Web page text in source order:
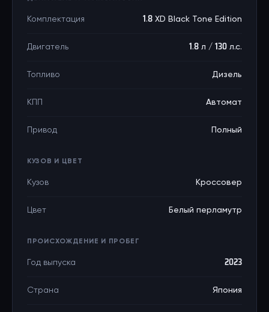
Комплектация 1.8 XD Black Tone Edition
Двигатель 1.8 л / 130 л.с.
Топливо Дизель
КПП Автомат
Привод Полный
КУЗОВ И ЦВЕТ
Кузов Кроссовер
Цвет Белый перламутр
ПРОИСХОЖДЕНИЕ И ПРОБЕГ
Год выпуска 2023
Страна Япония